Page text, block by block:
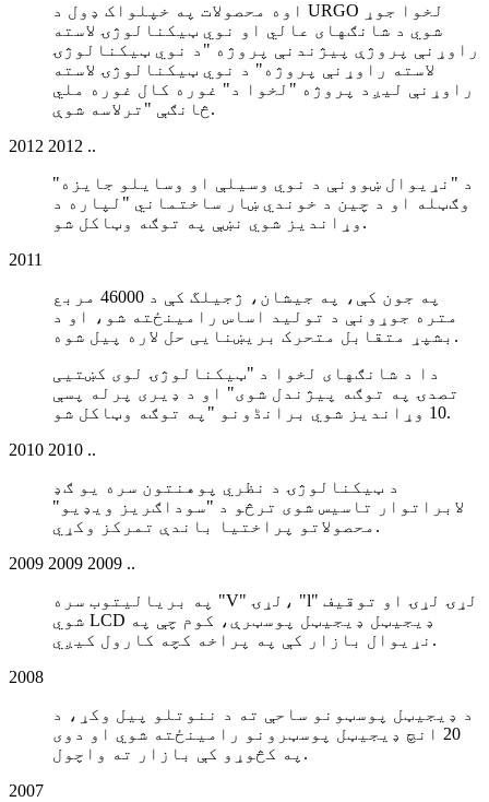
اوه محصولات په خپلواک ډول د URGO لخوا جوړ
شوي د شانګهای عالي او نوي ټیکنالوژۍ لاسته
راوړنې پروژې پیژندنې پروژه "د نوي ټیکنالوژۍ
لاسته راوړنې پروژه" د نوي ټیکنالوژۍ لاسته
راوړنې لیږد پروژه "لخوا د" غوره کال غوره ملي
څانګې "ترلاسه شوې.
2012 2012 ..
د "نړیوال ښوونې د نوي وسیلې او وسایلو جایزه"
وګټله او د چین د خوندي ښار ساختماني "لپاره د
وړاندیز شوي نښې په توګه وټاکل شو.
2011
په جون کې، په جیشان، ژجیلگ کې د 46000 مربع
متره جوړونې د تولید اساس رامینځته شو، او د
بشپړ متقابل متحرک بریښنایی حل لاره پیل شوه.
دا د شانګهای لخوا د "ټیکنالوژۍ لوی کښتیی
تصدۍ په توګه پیژندل شوی" او د ډیری پرله پسې
10 وړاندیز شوي برانڈونو "په توګه وټاکل شو.
2010 2010 ..
د ټیکنالوژۍ د نظري پوهنتون سره یو ګډ
لابراتوار تاسیس شوی ترڅو د "سوداګریز ویډیو"
محصولاتو پراختیا باندې تمرکز وکړي.
2009 2009 2009 ..
په بریالیتوب سره "V" لړۍ، "l" لړۍ لړۍ او توقیف
شوي LCD ډیجیټل ډیجیټل پوسټرې، کوم چې په
نړیوال بازار کې په پراخه کچه کارول کیږي.
2008
د ډیجیټل پوسټونو ساحې ته د ننوتلو پیل وکړ، د
20 انچ ډیجیټل پوسټرونو رامینځته شوي او دوی
په کڅوړو کې بازار ته واچول.
2007